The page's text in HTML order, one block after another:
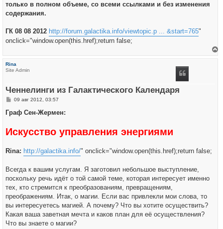
только в полном объеме, со всеми ссылками и без изменения
содержания.
ГК 08 08 2012 http://forum.galactika.info/viewtopic.p ... &start=765"
onclick="window.open(this.href);return false;
Rina
Site Admin
Ченнелинги из Галактического Календаря
С
о
е
н
09 авг 2012, 03:57
Граф Сен-Жермен:
Искусство управления энергиями
Rina: http://galactika.info/" onclick="window.open(this.href);return false;
Всегда к вашим услугам. Я заготовил небольшое выступление,
поскольку речь идёт о той самой теме, которая интересует именно
тех, кто стремится к преобразованиям, превращениям,
преображениям. Итак, о магии. Если вас привлекли мои слова, то
вы интересуетесь магией. А почему? Что вы хотите осуществить?
Какая ваша заветная мечта и каков план для её осуществления?
Что вы знаете о магии?